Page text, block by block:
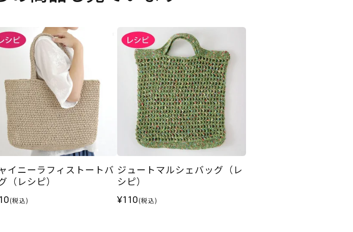
イニーラフィストートバ
（レシピ）
(税込)
ジュートマルシェバッグ（レ
シピ）
¥110(税込)